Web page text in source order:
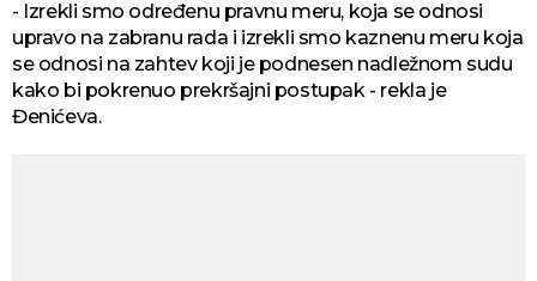
- Izrekli smo određenu pravnu meru, koja se odnosi
upravo na zabranu rada i izrekli smo kaznenu meru koja
se odnosi na zahtev koji je podnesen nadležnom sudu
kako bi pokrenuo prekršajni postupak - rekla je
Đenićeva.